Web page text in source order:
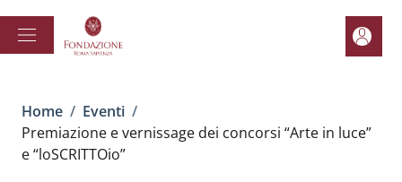
Area
Briciole di pane
Home / Eventi /
Premiazione e vernissage dei concorsi “Arte in luce”
e “loSCRITTOio”